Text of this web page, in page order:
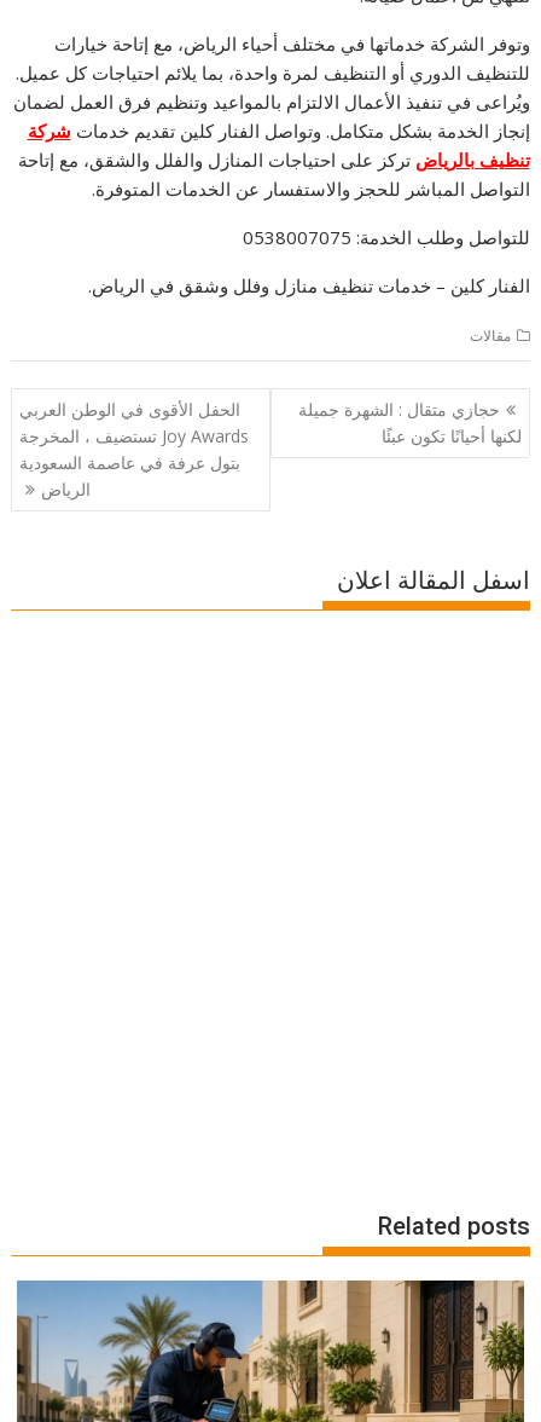
وتوفر الشركة خدماتها في مختلف أحياء الرياض، مع إتاحة خيارات
للتنظيف الدوري أو التنظيف لمرة واحدة، بما يلائم احتياجات كل عميل.
ويُراعى في تنفيذ الأعمال الالتزام بالمواعيد وتنظيم فرق العمل لضمان
إنجاز الخدمة بشكل متكامل. وتواصل الفنار كلين تقديم خدمات شركة
تنظيف بالرياض تركز على احتياجات المنازل والفلل والشقق، مع إتاحة
التواصل المباشر للحجز والاستفسار عن الخدمات المتوفرة.
للتواصل وطلب الخدمة: 0538007075
الفنار كلين – خدمات تنظيف منازل وفلل وشقق في الرياض.
مقالات
تصفّح
المقالات
حجازي متقال : الشهرة جميلة
لكنها أحيانًا تكون عبئًا
الحفل الأقوى في الوطن العربي
Joy Awards تستضيف ، المخرجة
بتول عرفة في عاصمة السعودية
الرياض
اسفل المقالة اعلان
Related posts